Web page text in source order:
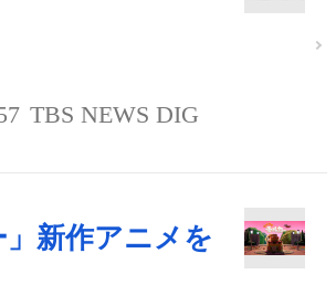
TBS NEWS DIG
」新作アニメを